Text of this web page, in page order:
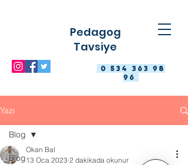
0 534 363 98
96
Pedagog
Tavsiye
Yazı
Blog
Blog
Okan Bal
13 Oca 2023 2 dakikada okunur